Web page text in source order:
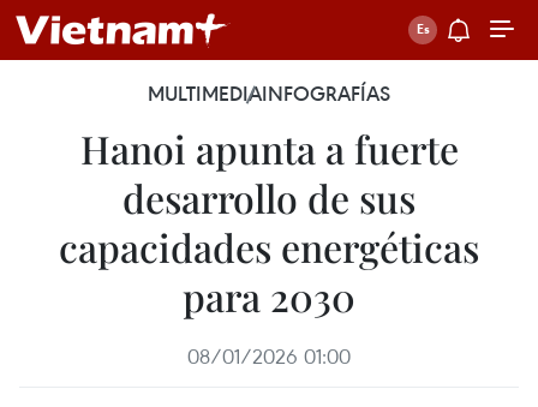
MULTIMEDIAINFOGRAFÍAS
Hanoi apunta a fuerte
desarrollo de sus
capacidades energéticas
para 2030
08/01/2026 01:00